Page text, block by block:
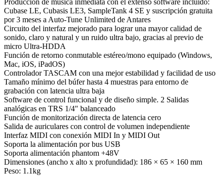
Producción de música inmediata con el extenso software incluido:
Cubase LE, Cubasis LE3, SampleTank 4 SE y suscripción gratuita
por 3 meses a Auto-Tune Unlimited de Antares
Circuito del interfaz mejorado para lograr una mayor calidad de
sonido, claro y natural y un ruido ultra bajo, gracias al previo de
micro Ultra-HDDA
Función de retorno conmutable estéreo/mono equipado (Windows,
Mac, iOS, iPadOS)
Controlador TASCAM con una mejor estabilidad y facilidad de uso
Tamaño mínimo del búfer hasta 4 muestras para entorno de
grabación con latencia ultra baja
Software de control funcional y de diseño simple. 2 Salidas
analógicas en TRS 1/4" balanceado
Función de monitorización directa de latencia cero
Salida de auriculares con control de volumen independiente
Interfaz MIDI con conexión MIDI In y MIDI Out
Soporta la alimentación por bus USB
Soporta alimentación phantom +48V
Dimensiones (ancho x alto x profundidad): 186 × 65 × 160 mm
Peso: 1.1kg